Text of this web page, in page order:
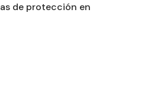
de protección en